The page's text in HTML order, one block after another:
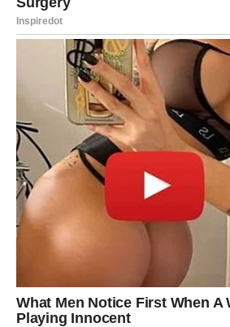
Ako ste u vezi, romansa se
strasti, ali i kao potreba da se reše
periodu ne možete više da gurate
boli. Ali dobra vest je: ako postoji
biti lekoviti.
Moguće je:
ponovno povezivanje,
iskren razgovor o granicama,
odluka da se odnos podigne na viši
ili konačno razotkrivanje nečega što